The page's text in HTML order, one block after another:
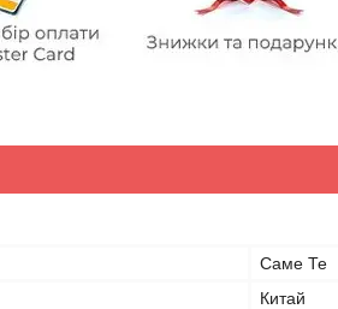
Саме Те
Китай